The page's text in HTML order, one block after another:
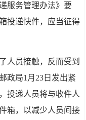
服务管理办法》要
投递快件，应当征得
人员接触，反而受到
政局1月23日发出紧
投递人员将与收件人
箱，以减少人员间接